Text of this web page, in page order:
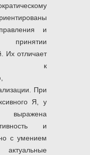
и
принятии
Их отличает
к
При
Я, у
и
с умением